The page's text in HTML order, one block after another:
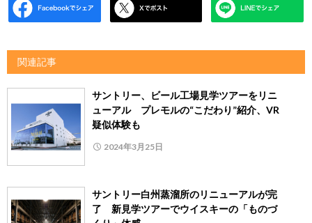
関連記事
サントリー、ビール工場見学ツアーをリニ
ューアル プレモルの“こだわり”紹介、VR
疑似体験も
2024年3月25日
サントリー白州蒸溜所のリニューアルが完
了 新見学ツアーでウイスキーの「ものづ